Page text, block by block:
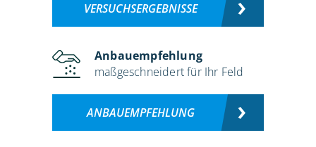
VERSUCHSERGEBNISSE
Anbauempfehlung
maßgeschneidert für Ihr Feld
ANBAUEMPFEHLUNG